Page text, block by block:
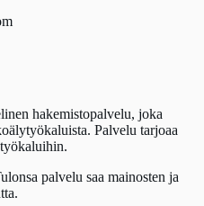
hakemistopalvelu, joka
Palvelu tarjoaa
palvelu saa mainosten ja